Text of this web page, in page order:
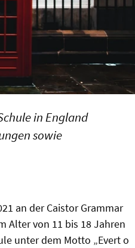
in England
sowie
an der Caistor Grammar
Alter von 11 bis 18 Jahren
unter dem Motto „Evert o